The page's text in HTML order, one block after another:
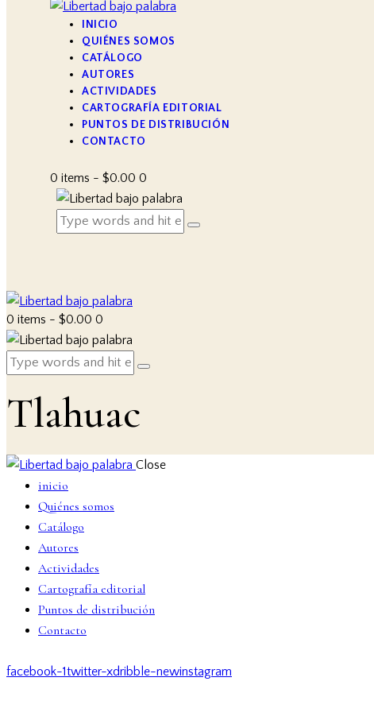
INICIO
QUIÉNES SOMOS
CATÁLOGO
AUTORES
ACTIVIDADES
CARTOGRAFÍA EDITORIAL
PUNTOS DE DISTRIBUCIÓN
CONTACTO
0 items - $0.00 0
0 items - $0.00 0
Tlahuac
Close
inicio
Quiénes somos
Catálogo
Autores
Actividades
Cartografía editorial
Puntos de distribución
Contacto
facebook-1twitter-xdribble-newinstagram